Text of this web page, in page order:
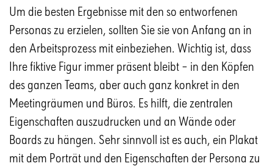
Um die besten Ergebnisse mit den so entworfenen
Personas zu erzielen, sollten Sie sie von Anfang an in
den Arbeitsprozess mit einbeziehen. Wichtig ist, dass
Ihre fiktive Figur immer präsent bleibt – in den Köpfen
des ganzen Teams, aber auch ganz konkret in den
Meetingräumen und Büros. Es hilft, die zentralen
Eigenschaften auszudrucken und an Wände oder
Boards zu hängen. Sehr sinnvoll ist es auch, ein Plakat
mit dem Porträt und den Eigenschaften der Persona zu